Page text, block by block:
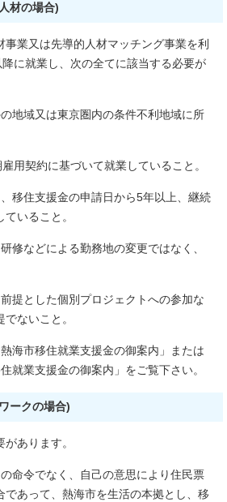
材の場合)
事業又は先導的人材マッチング事業を利
に就業し、次の全てに該当する必要が
地域又は東京圏内の条件不利地域に所
用契約に基づいて就業していること。
移住支援金の申請日から5年以上、継続
いること。
修などによる勤務地の変更ではなく、
提とした個別プロジェクトへの参加な
ないこと。
市移住就業支援金の御案内」または
就業支援金の御案内」をご覧下さい。
ークの場合)
あります。
命令でなく、自己の意思により住民票
であって、熱海市を生活の本拠とし、移